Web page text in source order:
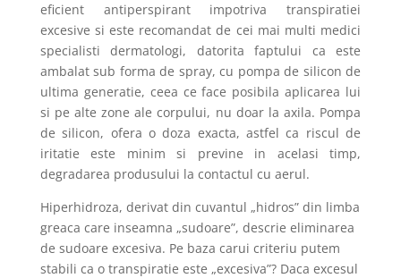
eficient antiperspirant impotriva transpiratiei
excesive si este recomandat de cei mai multi medici
specialisti dermatologi, datorita faptului ca este
ambalat sub forma de spray, cu pompa de silicon de
ultima generatie, ceea ce face posibila aplicarea lui
si pe alte zone ale corpului, nu doar la axila. Pompa
de silicon, ofera o doza exacta, astfel ca riscul de
iritatie este minim si previne in acelasi timp,
degradarea produsului la contactul cu aerul.
Hiperhidroza, derivat din cuvantul „hidros” din limba
greaca care inseamna „sudoare”, descrie eliminarea
de sudoare excesiva. Pe baza carui criteriu putem
stabili ca o transpiratie este „excesiva”? Daca excesul